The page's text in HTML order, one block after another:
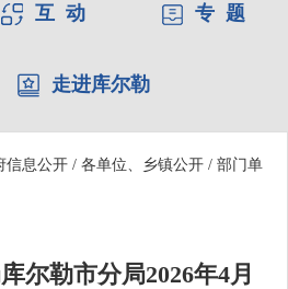
互 动 专 题
走进库尔勒
信息公开 / 各单位、乡镇公开 / 部门单
尔勒市分局2026年4月